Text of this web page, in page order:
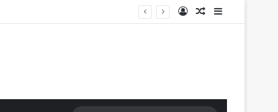
Log InRandom Article
Sidebar